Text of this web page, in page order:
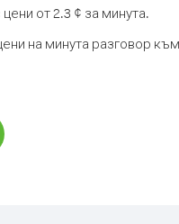
от 2.3 ¢ за минута.
на минута разговор